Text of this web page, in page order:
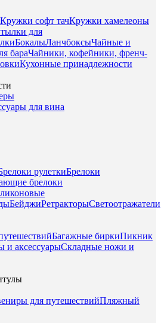
Кружки софт тачКружки хамелеоны
для
БокалыЛанчбоксыЧайные и
бараЧайники, кофейники, френч-
Кухонные принадлежности
для вина
рулеткиБрелоки
брелоки
БейджиРетракторыСветоотражатели
Багажные биркиПикник
и аксессуарыСкладные ножи и
для путешествийПляжный